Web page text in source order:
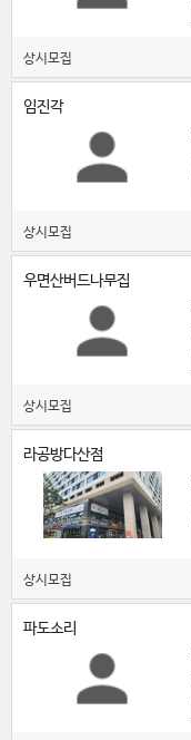
상시모집
임진각
상시모집
우면산버드나무집
상시모집
라공방다산점
상시모집
파도소리